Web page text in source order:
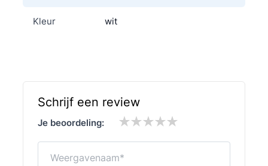
Kleur wit
Schrijf een review
Je beoordeling: